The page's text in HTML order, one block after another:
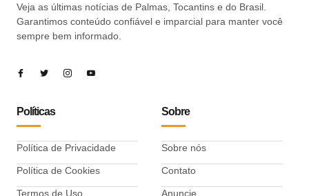
Veja as últimas notícias de Palmas, Tocantins e do Brasil.
Garantimos conteúdo confiável e imparcial para manter você
sempre bem informado.
Políticas
Política de Privacidade
Política de Cookies
Termos de Uso
Sobre
Sobre nós
Contato
Anuncie